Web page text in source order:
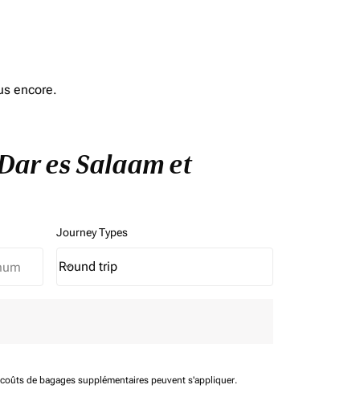
encore.
es Salaam et
Journey Types
Journey Types option Round trip Selected
Round trip
keyboard_arrow_down
de bagages supplémentaires peuvent s'appliquer.